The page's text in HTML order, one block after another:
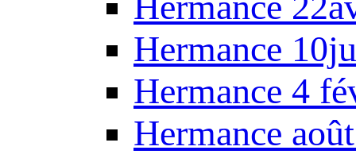
Hermance
Hermance 4
Hermance